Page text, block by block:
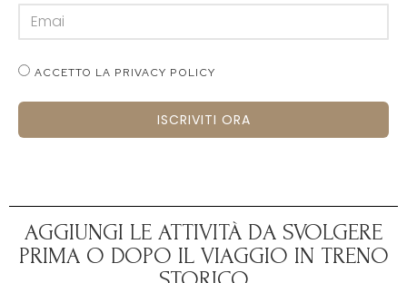
ACCETTO LA PRIVACY POLICY
ISCRIVITI ORA
AGGIUNGI LE ATTIVITÀ DA SVOLGERE
PRIMA O DOPO IL VIAGGIO IN TRENO